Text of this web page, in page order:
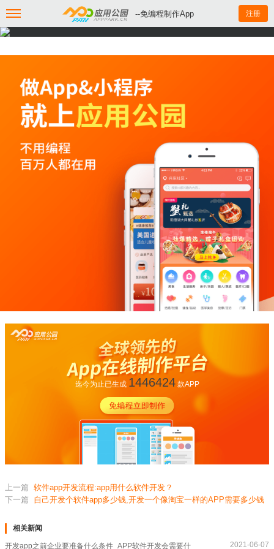
--免编程制作App 注册
迄今为止已生成 1446424款APP
上一篇 软件app开发流程:app用什么软件开发？
下一篇
自己开发个软件app多少钱,开发一个像淘宝一样的APP需要多少钱
相关新闻
开发app之前企业要准备什么条件_APP软件开发会需要什 2021-06-07